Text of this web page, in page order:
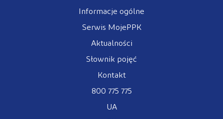
Informacje ogólne
Serwis MojePPK
Aktualności
Słownik pojęć
Kontakt
800 775 775
UA